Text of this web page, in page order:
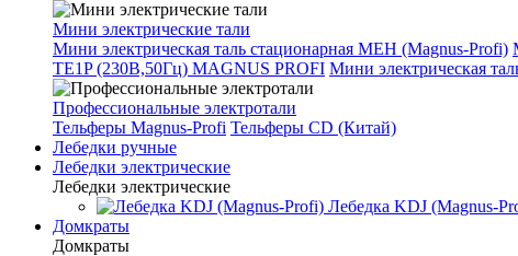
Мини электрические тали
Мини электрическая таль стационарная МЕН (Magnus-Profi)
TE1P (230В,50Гц) MAGNUS PROFI Мини электрическая
Профессиональные электротали
Тельферы Magnus-Profi Тельферы CD (Китай)
Лебедки ручные
Лебедки электрические
Лебедки электрические
Лебедка KDJ (Magnus-
Домкраты
Домкраты